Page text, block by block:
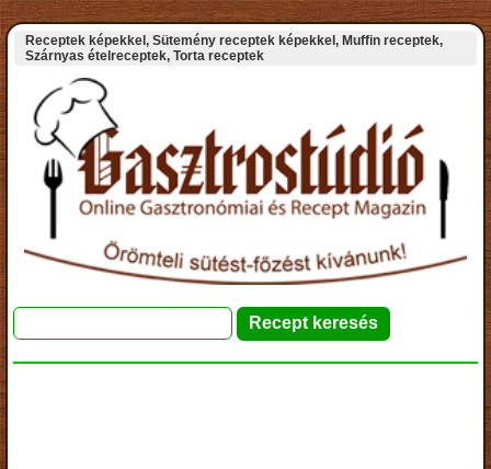
Receptek képekkel, Sütemény receptek képekkel, Muffin receptek,
Szárnyas ételreceptek, Torta receptek